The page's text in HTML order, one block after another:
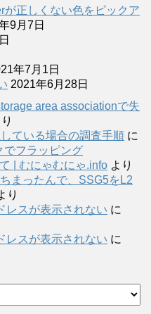
正しくない色をピックア
9月7日
年7月1日
2021年6月28日
area associationで失
ている場合の調査手順 に
でフラッピング
| むにゃむにゃ.info より
まったんで、SSG5をL2
り
レスが表示されない に
レスが表示されない に